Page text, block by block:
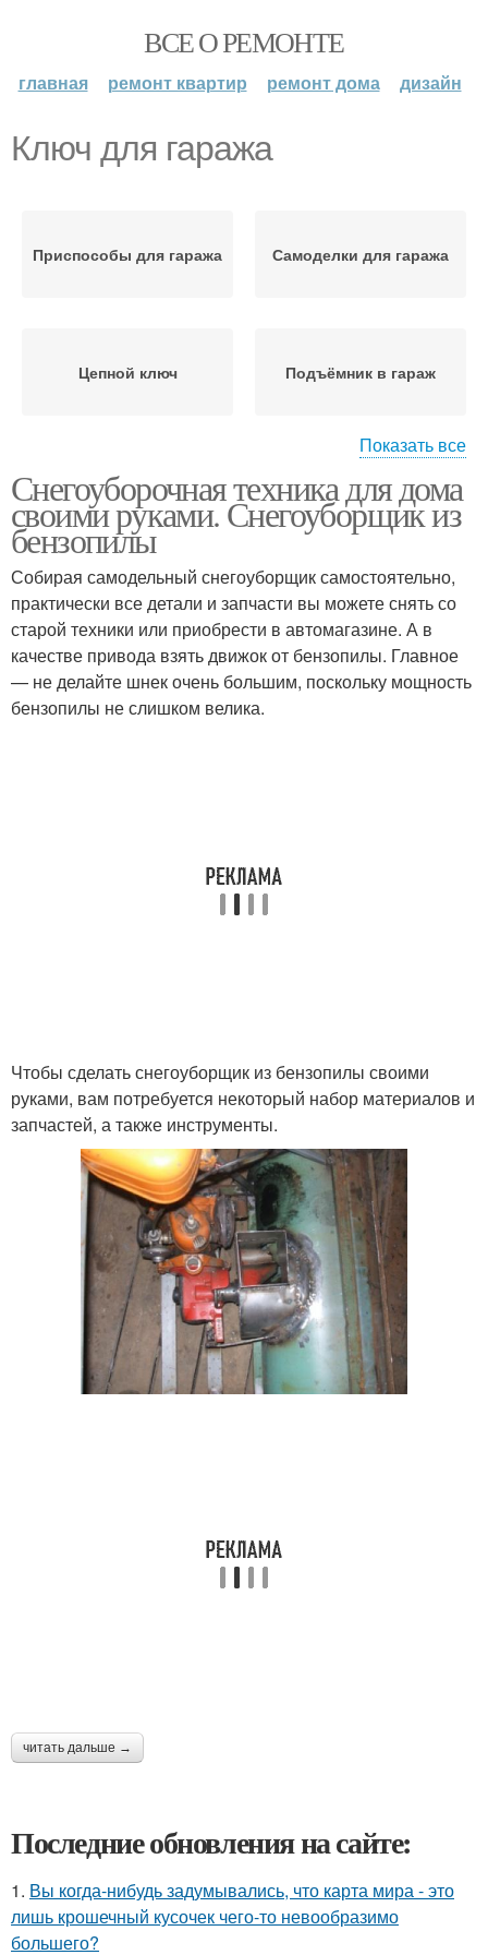
ВСЕ О РЕМОНТЕ
главная ремонт квартир ремонт дома дизайн
Ключ для гаража
Приспособы для гаража Самоделки для гаража
Цепной ключ Подъёмник в гараж
Гаечные ключи
Показать все
Снегоуборочная техника для дома
своими руками. Снегоуборщик из
бензопилы
Собирая самодельный снегоуборщик самостоятельно,
практически все детали и запчасти вы можете снять со
старой техники или приобрести в автомагазине. А в
качестве привода взять движок от бензопилы. Главное
— не делайте шнек очень большим, поскольку мощность
бензопилы не слишком велика.
Чтобы сделать снегоуборщик из бензопилы своими
руками, вам потребуется некоторый набор материалов и
запчастей, а также инструменты.
читать дальше →
Последние обновления на сайте:
1. Вы когда-нибудь задумывались, что карта мира - это
лишь крошечный кусочек чего-то невообразимо
большего?